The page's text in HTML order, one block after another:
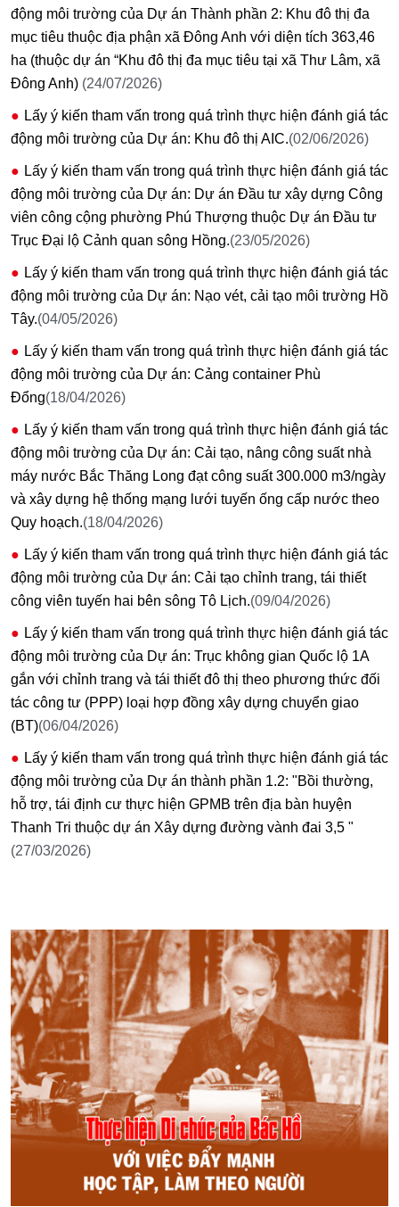
động môi trường của Dự án Thành phần 2: Khu đô thị đa
mục tiêu thuộc địa phận xã Đông Anh với diện tích 363,46
ha (thuộc dự án “Khu đô thị đa mục tiêu tại xã Thư Lâm, xã
Đông Anh) (24/07/2026)
Lấy ý kiến tham vấn trong quá trình thực hiện đánh giá tác
động môi trường của Dự án: Khu đô thị AIC.(02/06/2026)
Lấy ý kiến tham vấn trong quá trình thực hiện đánh giá tác
động môi trường của Dự án: Dự án Đầu tư xây dựng Công
viên công cộng phường Phú Thượng thuộc Dự án Đầu tư
Trục Đại lộ Cảnh quan sông Hồng.(23/05/2026)
Lấy ý kiến tham vấn trong quá trình thực hiện đánh giá tác
động môi trường của Dự án: Nạo vét, cải tạo môi trường Hồ
Tây.(04/05/2026)
Lấy ý kiến tham vấn trong quá trình thực hiện đánh giá tác
động môi trường của Dự án: Cảng container Phù
Đổng(18/04/2026)
Lấy ý kiến tham vấn trong quá trình thực hiện đánh giá tác
động môi trường của Dự án: Cải tạo, nâng công suất nhà
máy nước Bắc Thăng Long đạt công suất 300.000 m3/ngày
và xây dựng hệ thống mạng lưới tuyến ống cấp nước theo
Quy hoạch.(18/04/2026)
Lấy ý kiến tham vấn trong quá trình thực hiện đánh giá tác
động môi trường của Dự án: Cải tạo chỉnh trang, tái thiết
công viên tuyến hai bên sông Tô Lịch.(09/04/2026)
Lấy ý kiến tham vấn trong quá trình thực hiện đánh giá tác
động môi trường của Dự án: Trục không gian Quốc lộ 1A
gắn với chỉnh trang và tái thiết đô thị theo phương thức đối
tác công tư (PPP) loại hợp đồng xây dựng chuyển giao
(BT)(06/04/2026)
Lấy ý kiến tham vấn trong quá trình thực hiện đánh giá tác
động môi trường của Dự án thành phần 1.2: "Bồi thường,
hỗ trợ, tái định cư thực hiện GPMB trên địa bàn huyện
Thanh Tri thuộc dự án Xây dựng đường vành đai 3,5 "
(27/03/2026)